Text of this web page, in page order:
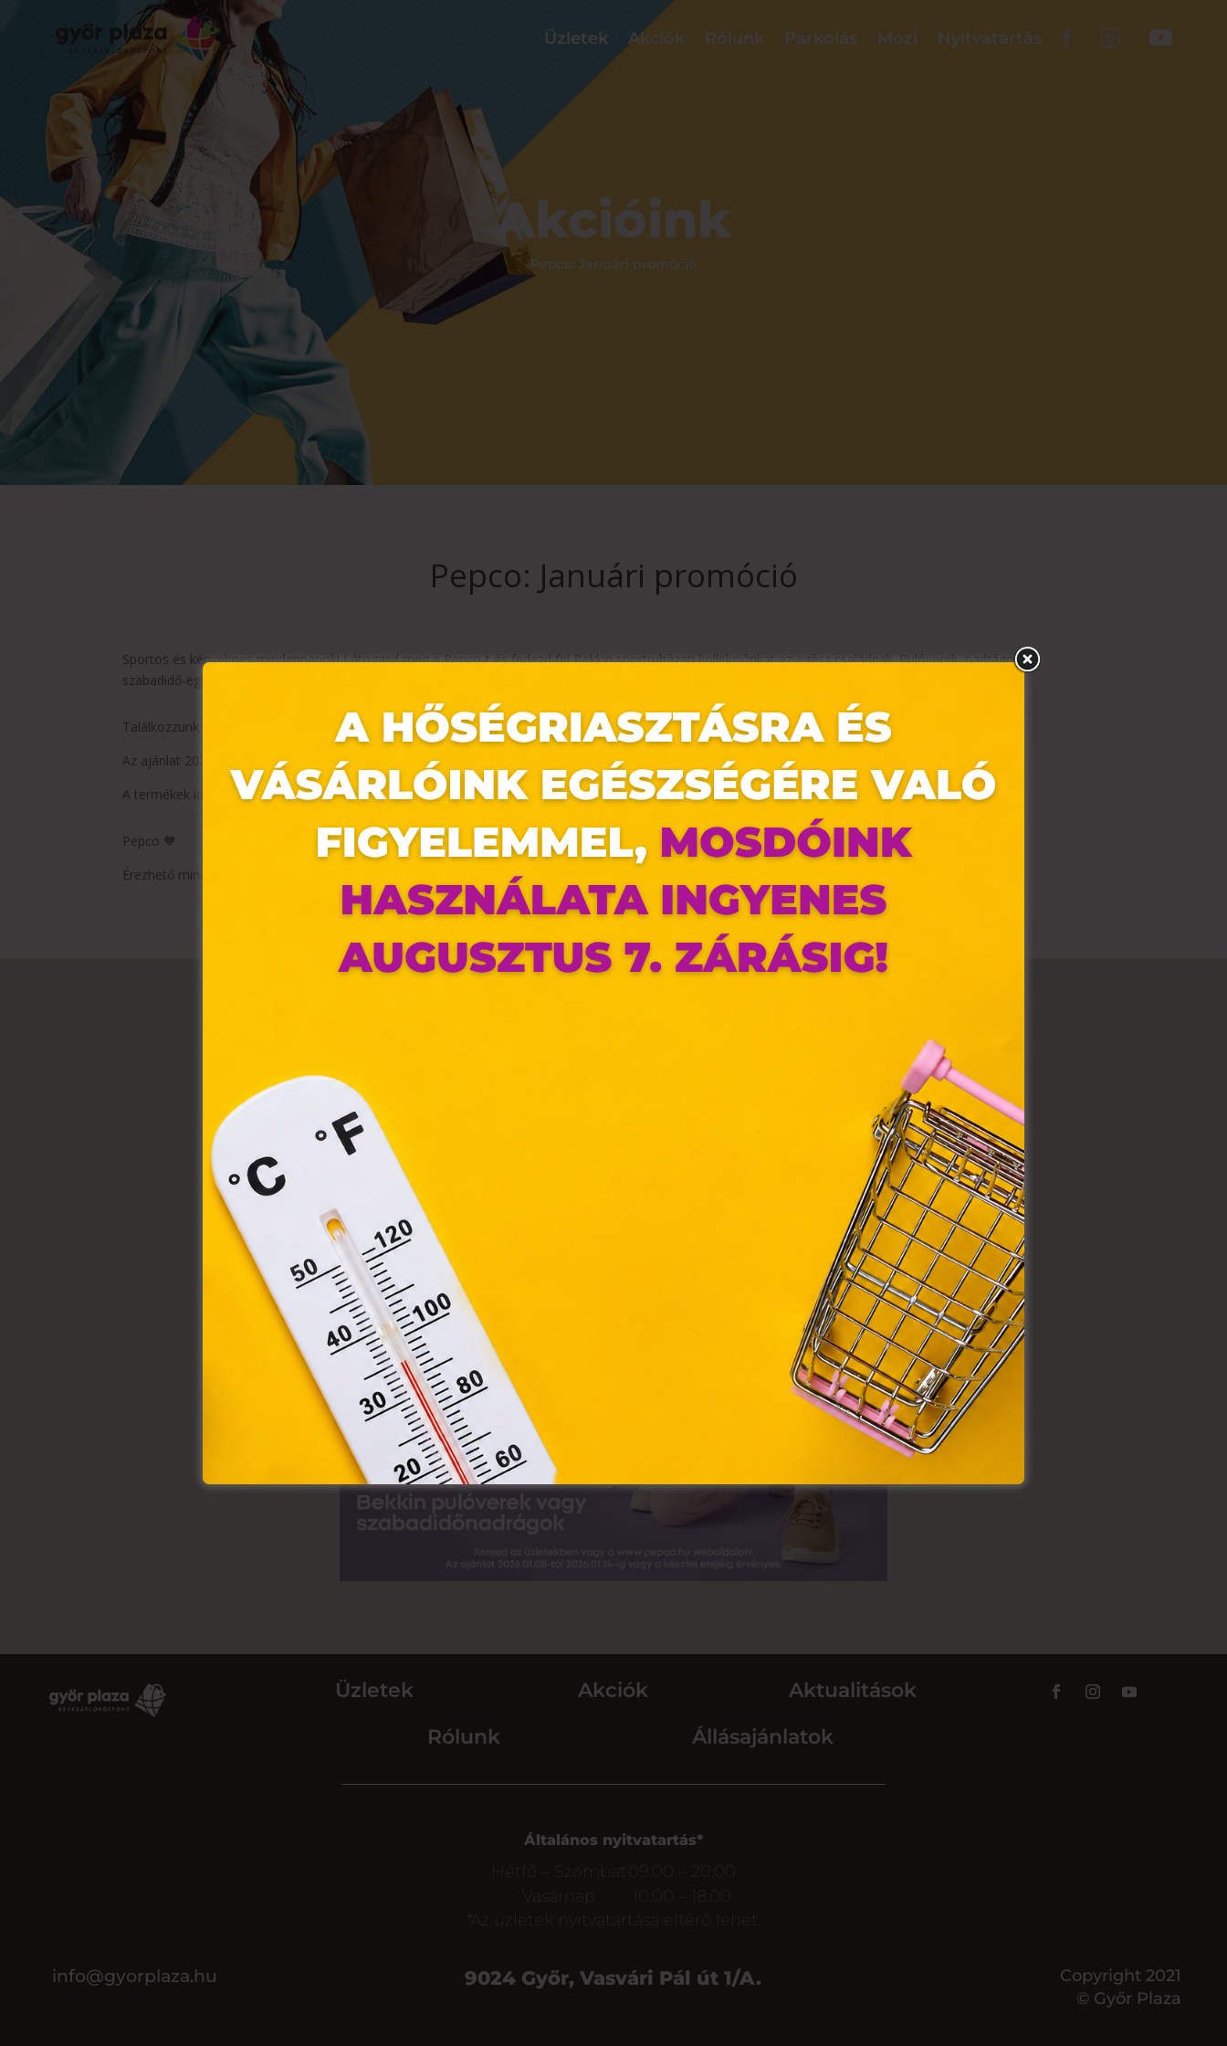
Üzletek Akciók Rólunk Parkolás Mozi Nyitvatartás
Akcióink
Pepco: Januári promóció
Pepco: Januári promóció
Sportos és kényelmes mindennapok! Látogasd meg a Pepco-t és fedezd fel Bekkin sportruházati kollekciónkat az egész családnak. Pulóverek, nadrágok és
szabadidő-együttesek a legkisebbeknek, természetesen remek árakon!
Találkozzunk a Pepco-ban! Addig is: meríts további ötleteket weboldalunkról!
https://www.pepco.hu
Az ajánlat 2026.01.08-tól 2026.01.14-ig vagy a készlet erejéig érvényes.
A termékek időszakosan érkeznek üzleteinkbe és elérhetőségük üzletenként változhat.
Pepco 🧡
Érezhető minőség, szerethető áron.
Üzletek Akciók
Aktualitások
Rólunk
Állásajánlatok
Általános nyitvatartás*
Hétfő – Szombat
09:00 – 20:00
Vasárnap
10:00 – 18:00
*Az üzletek nyitvatartása eltérő lehet.
info@gyorplaza.hu 9024 Győr, Vasvári Pál út 1/A.
Copyright 2021
© Győr Plaza
Ez az oldal sütiket használ
Weboldalunkon „cookie"-kat (továbbiakban „süti") alkalmazunk. Ezek olyan
fájlok, melyek információt tárolnak webes böngészőjében. Ehhez az Ön
weblapoknak, melyek az Európai Unió országain belül működnek, a „sütik"
használatához, és ezeknek a felhasználó számítógépén vagy egyéb
eszközén történő tárolásához a felhasználók hozzájárulását kell kérniük.